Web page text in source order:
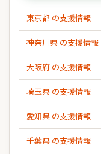
東京都 の支援情報
神奈川県 の支援情報
大阪府 の支援情報
埼玉県 の支援情報
愛知県 の支援情報
千葉県 の支援情報